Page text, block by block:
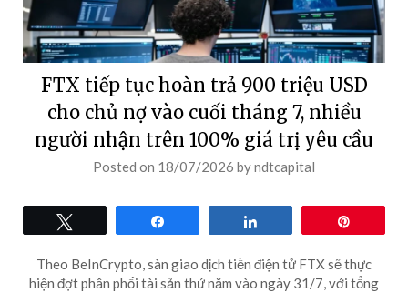
FTX tiếp tục hoàn trả 900 triệu USD
cho chủ nợ vào cuối tháng 7, nhiều
người nhận trên 100% giá trị yêu cầu
Posted on 18/07/2026 byndtcapital
Theo BeInCrypto, sàn giao dịch tiền điện tử FTX sẽ thực
hiện đợt phân phối tài sản thứ năm vào ngày 31/7, với tổng